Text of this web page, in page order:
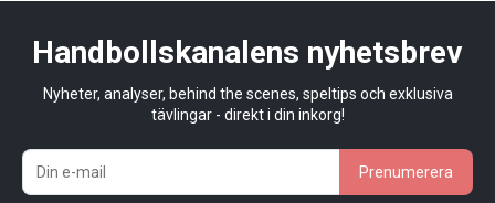
Handbollskanalens nyhetsbrev
Nyheter, analyser, behind the scenes, speltips och exklusiva
tävlingar - direkt i din inkorg!
Prenumerera